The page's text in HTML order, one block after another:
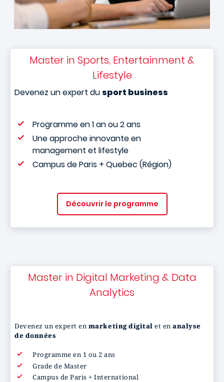
Master in Sports, Entertainment &
Lifestyle
Devenez un expert du sport business
Programme en 1 an ou 2 ans
Une approche innovante en
management et lifestyle
Campus de Paris + Quebec (Région)
Découvrir le programme
Master in Digital Marketing & Data
Analytics
Devenez un expert en marketing digital et enanalyse
de données
Programme en 1 ou 2 ans
Grade de Master
Campus de Paris + International